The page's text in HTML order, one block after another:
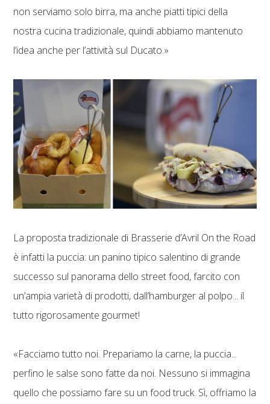
non serviamo solo birra, ma anche piatti tipici della
nostra cucina tradizionale, quindi abbiamo mantenuto
l’idea anche per l’attività sul Ducato.»
La proposta tradizionale di Brasserie d’Avril On the Road
è infatti la puccia: un panino tipico salentino di grande
successo sul panorama dello street food, farcito con
un’ampia varietà di prodotti, dall’hamburger al polpo... il
tutto rigorosamente gourmet!
«Facciamo tutto noi. Prepariamo la carne, la puccia...
perfino le salse sono fatte da noi. Nessuno si immagina
quello che possiamo fare su un food truck. Sì, offriamo la